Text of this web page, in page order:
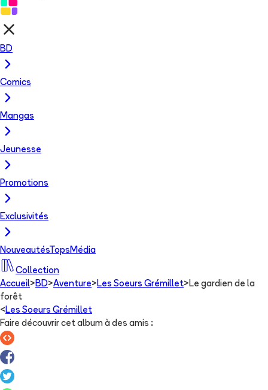
BD
Comics
Mangas
Jeunesse
Promotions
Exclusivités
NouveautésTops Média
Collection
Accueil> BD>Aventure> Les Soeurs Grémillet> Le gardien de la
forêt
< Les Soeurs Grémillet
Faire découvrir cet album à des amis :